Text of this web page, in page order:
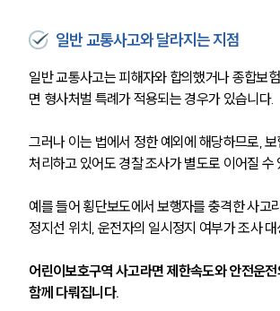
일반 교통사고와 달라지는 지점
일반 교통사고는 피해자와 합의했거나 종합보
면 형사처벌 특례가 적용되는 경우가 있습니다.
그러나 이는 법에서 정한 예외에 해당하므로,
처리하고 있어도 경찰 조사가 별도로 이어질 수
예를 들어 횡단보도에서 보행자를 충격한 사고
정지선 위치, 운전자의 일시정지 여부가 조사
어린이보호구역 사고라면 제한속도와 안전운
함께 다뤄집니다.